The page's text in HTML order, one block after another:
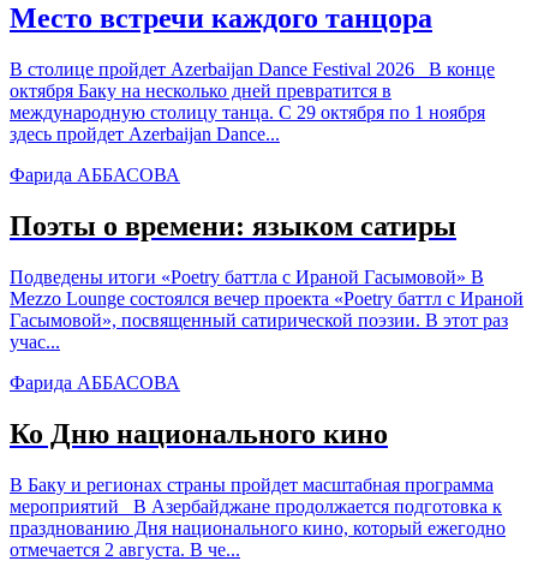
Место встречи каждого танцора
В столице пройдет Azerbaijan Dance Festival 2026 В конце
октября Баку на несколько дней превратится в
международную столицу танца. С 29 октября по 1 ноября
здесь пройдет Azerbaijan Dance...
Фарида АББАСОВА
Поэты о времени: языком сатиры
Подведены итоги «Poetry баттла с Ираной Гасымовой» В
Mezzo Lounge состоялся вечер проекта «Poetry баттл с Ираной
Гасымовой», посвященный сатирической поэзии. В этот раз
учас...
Фарида АББАСОВА
Ко Дню национального кино
В Баку и регионах страны пройдет масштабная программа
мероприятий В Азербайджане продолжается подготовка к
празднованию Дня национального кино, который ежегодно
отмечается 2 августа. В че...